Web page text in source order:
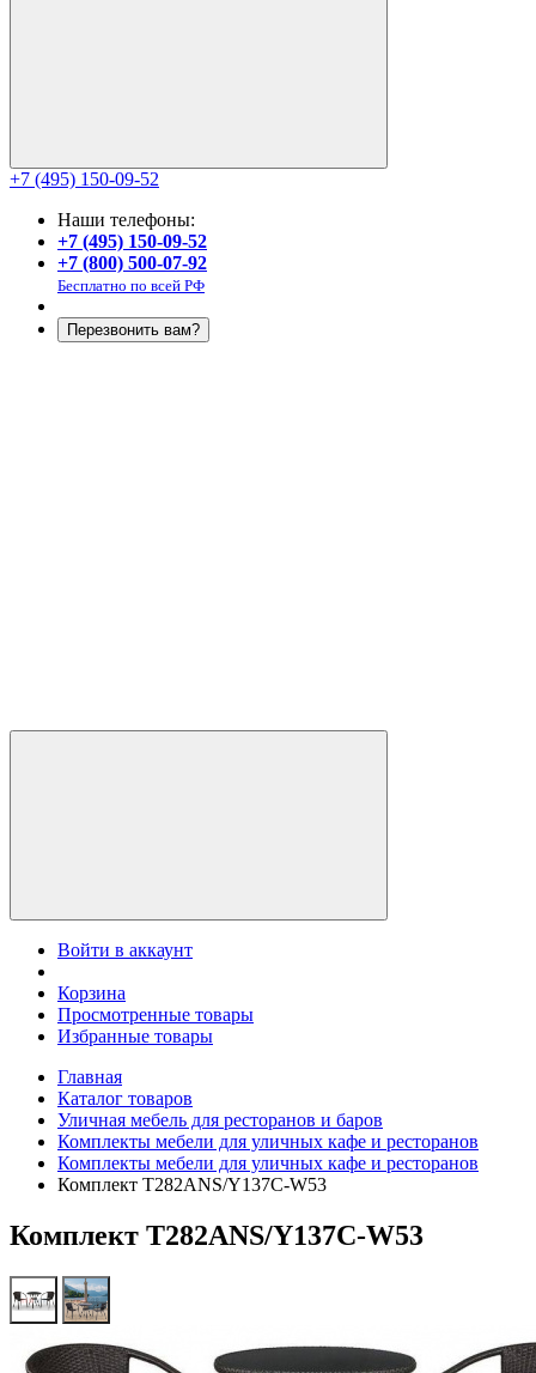
+7 (495) 150-09-52
Наши телефоны:
+7 (495) 150-09-52
+7 (800) 500-07-92
Бесплатно по всей РФ
Перезвонить вам?
Войти в аккаунт
Корзина
Просмотренные товары
Избранные товары
Главная
Каталог товаров
Уличная мебель для ресторанов и баров
Комплекты мебели для уличных кафе и ресторанов
Комплекты мебели для уличных кафе и ресторанов
Комплект T282ANS/Y137C-W53
Комплект T282ANS/Y137C-W53